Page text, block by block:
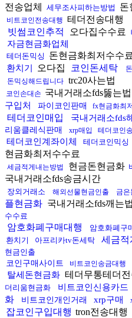
전송업체
세무조사피하는방법 돈
비트코인전송대행 테더전송대행
빗썸코인추적
오다집수수료
자금현금화업체
테더돈믹싱 돈현금화최저수수료
환치기 오다집 코인돈세탁
돈믹싱해드립니다 trc20사는법
코인손대손 국내거래소fds뚫는법
구입처
파이코인판매 fx현금화최
테더코인매입
국내거래소fds
리움클레식판매
xrp매입 테더코인
테더코인계좌이체
테더코인믹싱
현금화최저수수료
세금적게내는방법 현금돈현금화
국내거래소fds송금시간
장외거래소 해외선물현금인출 금은
플현금화 국내거래소fds깨는법
수수료
암호화폐구매대행
암호화폐구
환치기
아프리카tv돈세탁 세금적
현금인출
코인구매사이트
비트코인송금대행
탈세돈현금화 테더무통테더
더리움현금화
비트코인신용카드
화
비트코인개인거래 xrp구매
잡코인구입대행 tron전송대행